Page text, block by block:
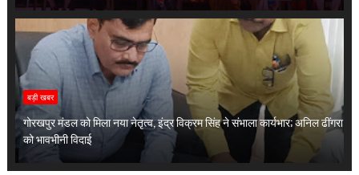
बड़ी खबर
गोरखपुर मंडल को मिला नया नेतृत्व, इंद्र विक्रम सिंह ने संभाला कार्यभार; अनिल ढींगरा
को भावभीनी विदाई